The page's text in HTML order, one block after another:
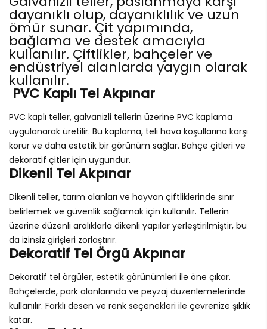
dayanıklı olup, dayanıklılık ve uzun
ömür sunar. Çit yapımında,
bağlama ve destek amacıyla
kullanılır. Çiftlikler, bahçeler ve
endüstriyel alanlarda yaygın olarak
kullanılır.
PVC Kaplı Tel Akpınar
PVC kaplı teller, galvanizli tellerin üzerine PVC kaplama
uygulanarak üretilir. Bu kaplama, teli hava koşullarına karşı
korur ve daha estetik bir görünüm sağlar. Bahçe çitleri ve
dekoratif çitler için uygundur.
Dikenli Tel Akpınar
Dikenli teller, tarım alanları ve hayvan çiftliklerinde sınır
belirlemek ve güvenlik sağlamak için kullanılır. Tellerin
üzerine düzenli aralıklarla dikenli yapılar yerleştirilmiştir, bu
da izinsiz girişleri zorlaştırır.
Dekoratif Tel Örgü Akpınar
Dekoratif tel örgüler, estetik görünümleri ile öne çıkar.
Bahçelerde, park alanlarında ve peyzaj düzenlemelerinde
kullanılır. Farklı desen ve renk seçenekleri ile çevrenize şıklık
katar.